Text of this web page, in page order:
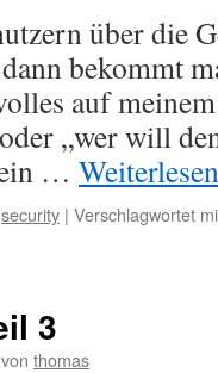
über die
bekommt
auf
„wer will
…
security | Verschlagwortet
3
von thomas